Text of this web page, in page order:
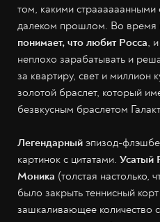
том, какими
далеком прошлом. Во время
понимает, что любит Росса,
неплохо зарабатывать и
за квартиру, свет и миллион
золотой браслет, который
безвкусным браслетом
Легендарный эпизод-
картинок с цитатами. Усатый
Моника (толстая настолько,
было закрыть теннисный
зашкаливающее количество